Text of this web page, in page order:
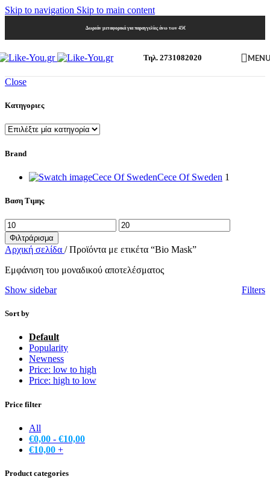
Skip to navigation Skip to main content
Δωρεάν μεταφορικά για παραγγελίες άνω των 45€
Τηλ. 2731082020
Close
Κατηγοριες
Brand
Cece Of SwedenCece Of Sweden 1
Βαση Τιμης
Ελάχιστη
τιμή
Μέγιστη
τιμή
Φιλτράρισμα
Αρχική σελίδα / Προϊόντα με ετικέτα “Bio Mask”
Εμφάνιση του μοναδικού αποτελέσματος
Show sidebar
Filters
Sort by
Default
Popularity
Newness
Price: low to high
Price: high to low
Price filter
All
€0,00 - €10,00
€10,00 +
Product categories